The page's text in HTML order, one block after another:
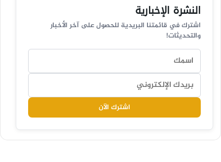
النشرة الإخبارية
اشترك في قائمتنا البريدية للحصول على آخر الأخبار
والتحديثات!
اشترك الآن